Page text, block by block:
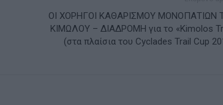
ΟΙ ΧΟΡΗΓΟΙ ΚΑΘΑΡΙΣΜΟΥ ΜΟΝΟΠΑΤΙΩΝ
ΚΙΜΩΛΟΥ – ΔΙΑΔΡΟΜΗ για το «Kimolos
(στα πλαίσια του Cyclades Trail Cup